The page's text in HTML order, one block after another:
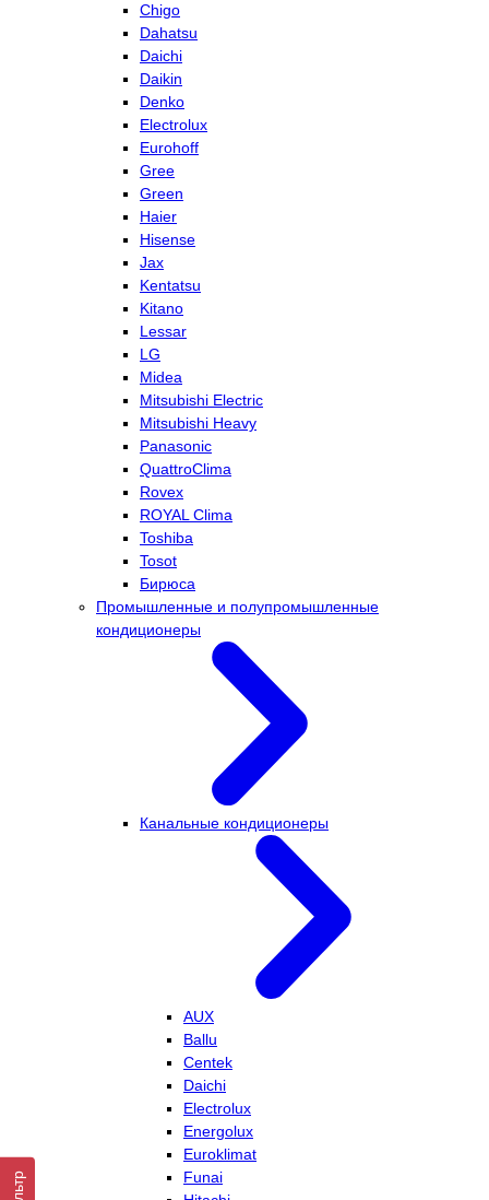
Chigo
Dahatsu
Daichi
Daikin
Denko
Electrolux
Eurohoff
Gree
Green
Haier
Hisense
Jax
Kentatsu
Kitano
Lessar
LG
Midea
Mitsubishi Electric
Mitsubishi Heavy
Panasonic
QuattroClima
Rovex
ROYAL Clima
Toshiba
Tosot
Бирюса
Промышленные и полупромышленные
кондиционеры
Канальные кондиционеры
AUX
Ballu
Centek
Daichi
Electrolux
Energolux
Euroklimat
Funai